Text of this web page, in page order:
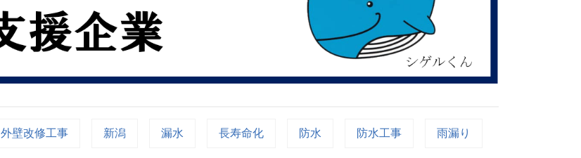
外壁改修工事 新潟 漏水 長寿命化 防水 防水工事 雨漏り